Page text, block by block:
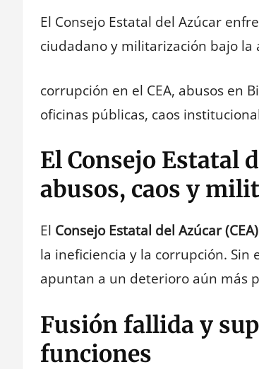
El Consejo Estatal del Azúcar
ciudadano y militarización bajo
corrupción en el CEA, abusos en
oficinas públicas, caos
El Consejo Estatal
abusos, caos y
El Consejo Estatal del Azúcar (CEA)
la ineficiencia y la corrupción.
apuntan a un deterioro aún más
Fusión fallida y
funciones